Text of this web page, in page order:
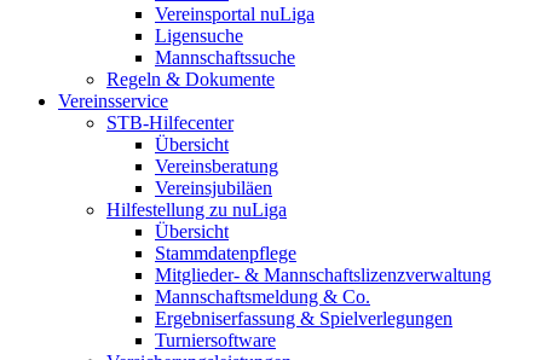
Vereinsportal nuLiga
Ligensuche
Mannschaftssuche
Regeln & Dokumente
Vereinsservice
STB-Hilfecenter
Übersicht
Vereinsberatung
Vereinsjubiläen
Hilfestellung zu nuLiga
Übersicht
Stammdatenpflege
Mitglieder- & Mannschaftslizenzverwaltung
Mannschaftsmeldung & Co.
Ergebniserfassung & Spielverlegungen
Turniersoftware